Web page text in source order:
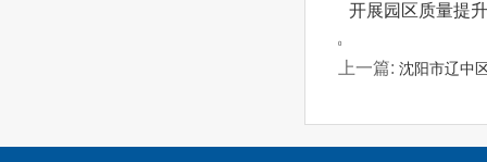
开展园区质量提
0
上一篇: 沈阳市辽中